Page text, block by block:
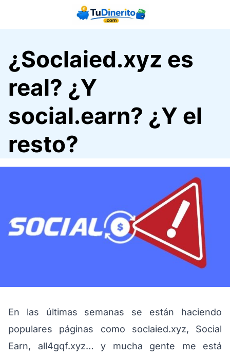
¿Soclaied.xyz es
real? ¿Y
social.earn? ¿Y el
resto?
En las últimas semanas se están haciendo
populares páginas como soclaied.xyz, Social
Earn, all4gqf.xyz… y mucha gente me está